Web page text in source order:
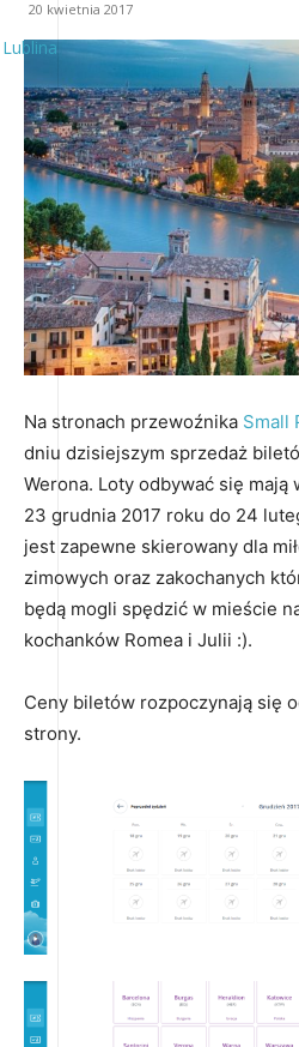
Lublina
20 kwietnia 2017
Na stronach przewoźnika Small
dniu dzisiejszym sprzedaż
Werona. Loty odbywać się mają
23 grudnia 2017 roku do 24
jest zapewne skierowany dla
zimowych oraz zakochanych
będą mogli spędzić w mieście
kochanków Romea i Julii :).
Ceny biletów rozpoczynają się
strony.